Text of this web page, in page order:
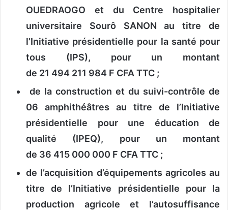
OUEDRAOGO et du Centre hospitalier
universitaire Sourô SANON au titre de
l’Initiative présidentielle pour la santé pour
tous (IPS), pour un montant
de 21 494 211 984 F CFA TTC ;
de la construction et du suivi-contrôle de
06 amphithéâtres au titre de l’Initiative
présidentielle pour une éducation de
qualité (IPEQ), pour un montant
de 36 415 000 000 F CFA TTC ;
de l’acquisition d’équipements agricoles au
titre de l’Initiative présidentielle pour la
production agricole et l’autosuffisance